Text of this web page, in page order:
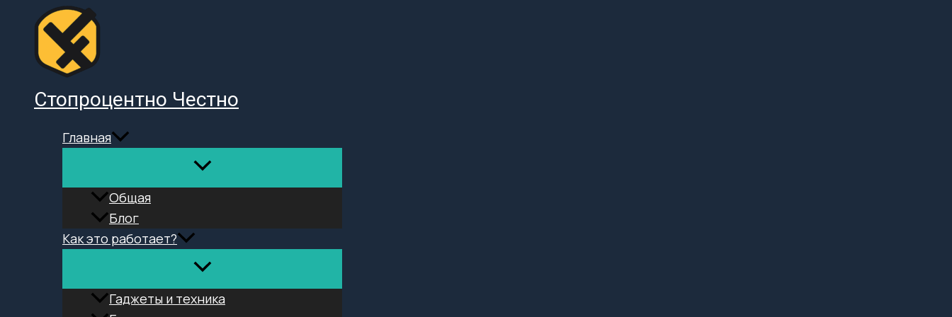
Перейти
содержимому
Стопроцентно Честно
Главная
Общая
Блог
Как это работает?
Гаджеты и техника